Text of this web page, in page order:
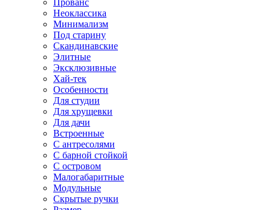
Прованс
Неоклассика
Минимализм
Под старину
Скандинавские
Элитные
Эксклюзивные
Хай-тек
Особенности
Для студии
Для хрущевки
Для дачи
Встроенные
С антресолями
С барной стойкой
С островом
Малогабаритные
Модульные
Скрытые ручки